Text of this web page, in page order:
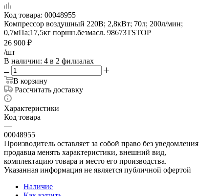
Код товара: 00048955
Компрессор воздушный 220В; 2,8кВт; 70л; 200л/мин;
0,7мПа;17,5кг поршн.безмасл. 98673TSTOP
26 900 ₽
/шт
В наличии: 4 в 2 филиалах
В корзину
Рассчитать доставку
Характеристики
Код товара
—
00048955
Производитель оставляет за собой право без уведомления
продавца менять характеристики, внешний вид,
комплектацию товара и место его производства.
Указанная информация не является публичной офертой
Наличие